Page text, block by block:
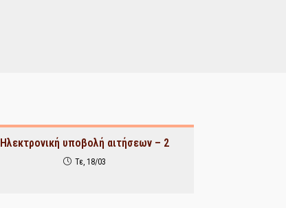
Ηλεκτρονική υποβολή αιτήσεων – 2
Τε, 18/03